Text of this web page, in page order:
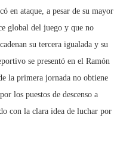
en ataque, a pesar de su mayor
global del juego y que no
su tercera igualada y su
se presentó en el Ramón
la primera jornada no obtiene
los puestos de descenso a
con la clara idea de luchar por